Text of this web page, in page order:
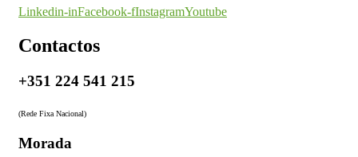
Linkedin-inFacebook-fInstagramYoutube
Contactos
+351 224 541 215
(Rede Fixa Nacional)
Morada